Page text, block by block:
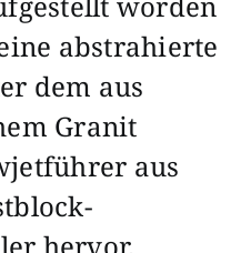
abstrahierte
dem aus
Granit
aus